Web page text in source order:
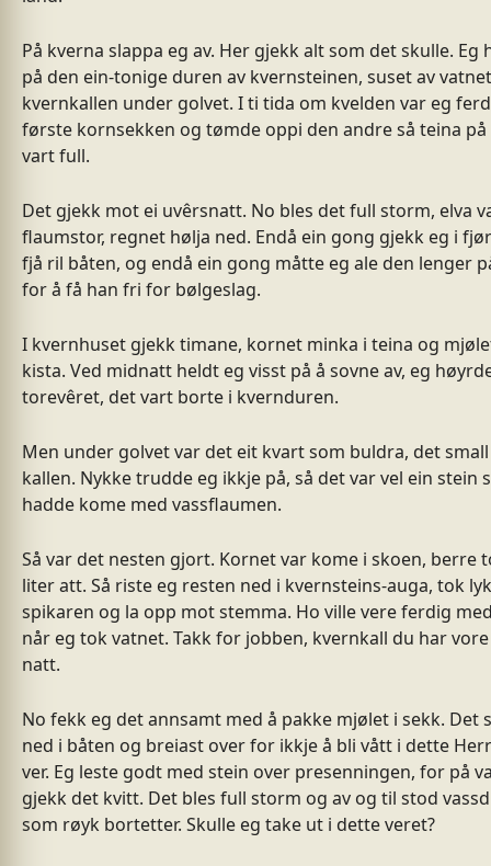
På kverna slappa eg av. Her gjekk alt som det skulle. Eg
på den ein-tonige duren av kvernsteinen, suset av
kvernkallen under golvet. I ti tida om kvelden var eg
første kornsekken og tømde oppi den andre så teina
vart full.
Det gjekk mot ei uvêrsnatt. No bles det full storm, elva
flaumstor, regnet hølja ned. Endå ein gong gjekk eg i
fjå ril båten, og endå ein gong måtte eg ale den lenger
for å få han fri for bølgeslag.
I kvernhuset gjekk timane, kornet minka i teina og
kista. Ved midnatt heldt eg visst på å sovne av, eg
torevêret, det vart borte i kvernduren.
Men under golvet var det eit kvart som buldra, det
kallen. Nykke trudde eg ikkje på, så det var vel ein stein
hadde kome med vassflaumen.
Så var det nesten gjort. Kornet var kome i skoen, berre
liter att. Så riste eg resten ned i kvernsteins-auga, tok
spikaren og la opp mot stemma. Ho ville vere ferdig
når eg tok vatnet. Takk for jobben, kvernkall du har
natt.
No fekk eg det annsamt med å pakke mjølet i sekk. Det
ned i båten og breiast over for ikkje å bli vått i dette
ver. Eg leste godt med stein over presenningen, for på
gjekk det kvitt. Det bles full storm og av og til stod
som røyk bortetter. Skulle eg take ut i dette veret?